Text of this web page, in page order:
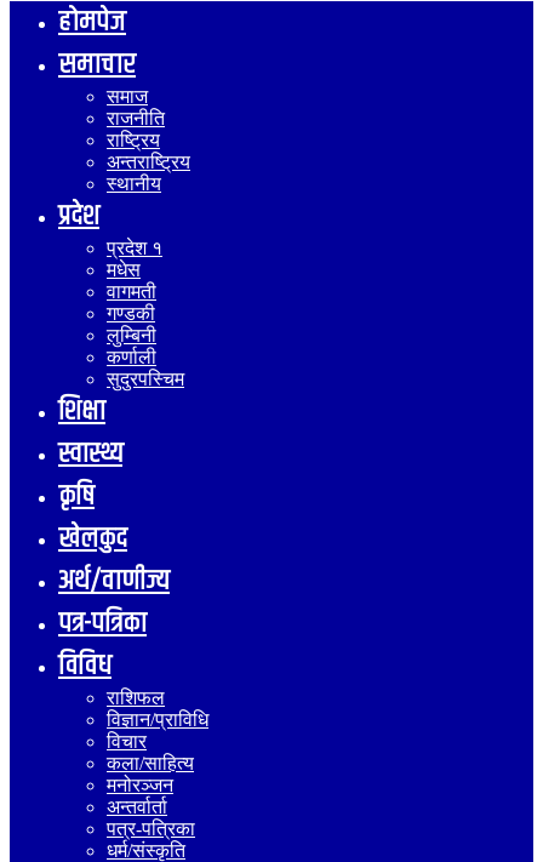
होमपेज
समाचार
समाज
राजनीति
राष्ट्रिय
अन्तराष्ट्रिय
स्थानीय
प्रदेश
प्रदेश १
मधेस
वागमती
गण्डकी
लुम्बिनी
कर्णाली
सुदुरपस्चिम
शिक्षा
स्वास्थ्य
कृषि
खेलकुद
अर्थ/वाणीज्य
पत्र-पत्रिका
विविध
राशिफल
विज्ञान/प्राविधि
विचार
कला/साहित्य
मनोरञ्जन
अन्तर्वार्ता
पत्र-पत्रिका
धर्म/संस्कृति